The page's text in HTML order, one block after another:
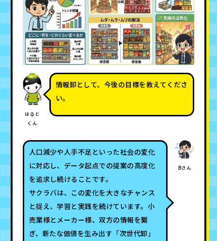
はると
くん
情報卸として、今後の目標を教えてくださ
い。
Bさん
人口減少や人手不足といった社会の変化
に対応し、データ起点での提案の高度化
を追求し続けることです。
サクラバは、この変化を大きなチャンス
と捉え、学習と実践を続けています。小
売業様とメーカー様、双方の情報を繋
ぎ、新たな価値を生み出す「次世代卸」